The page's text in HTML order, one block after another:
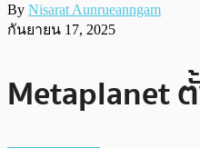
By Nisarat Aunrueanngam
กันยายน 17, 2025
Metaplanet